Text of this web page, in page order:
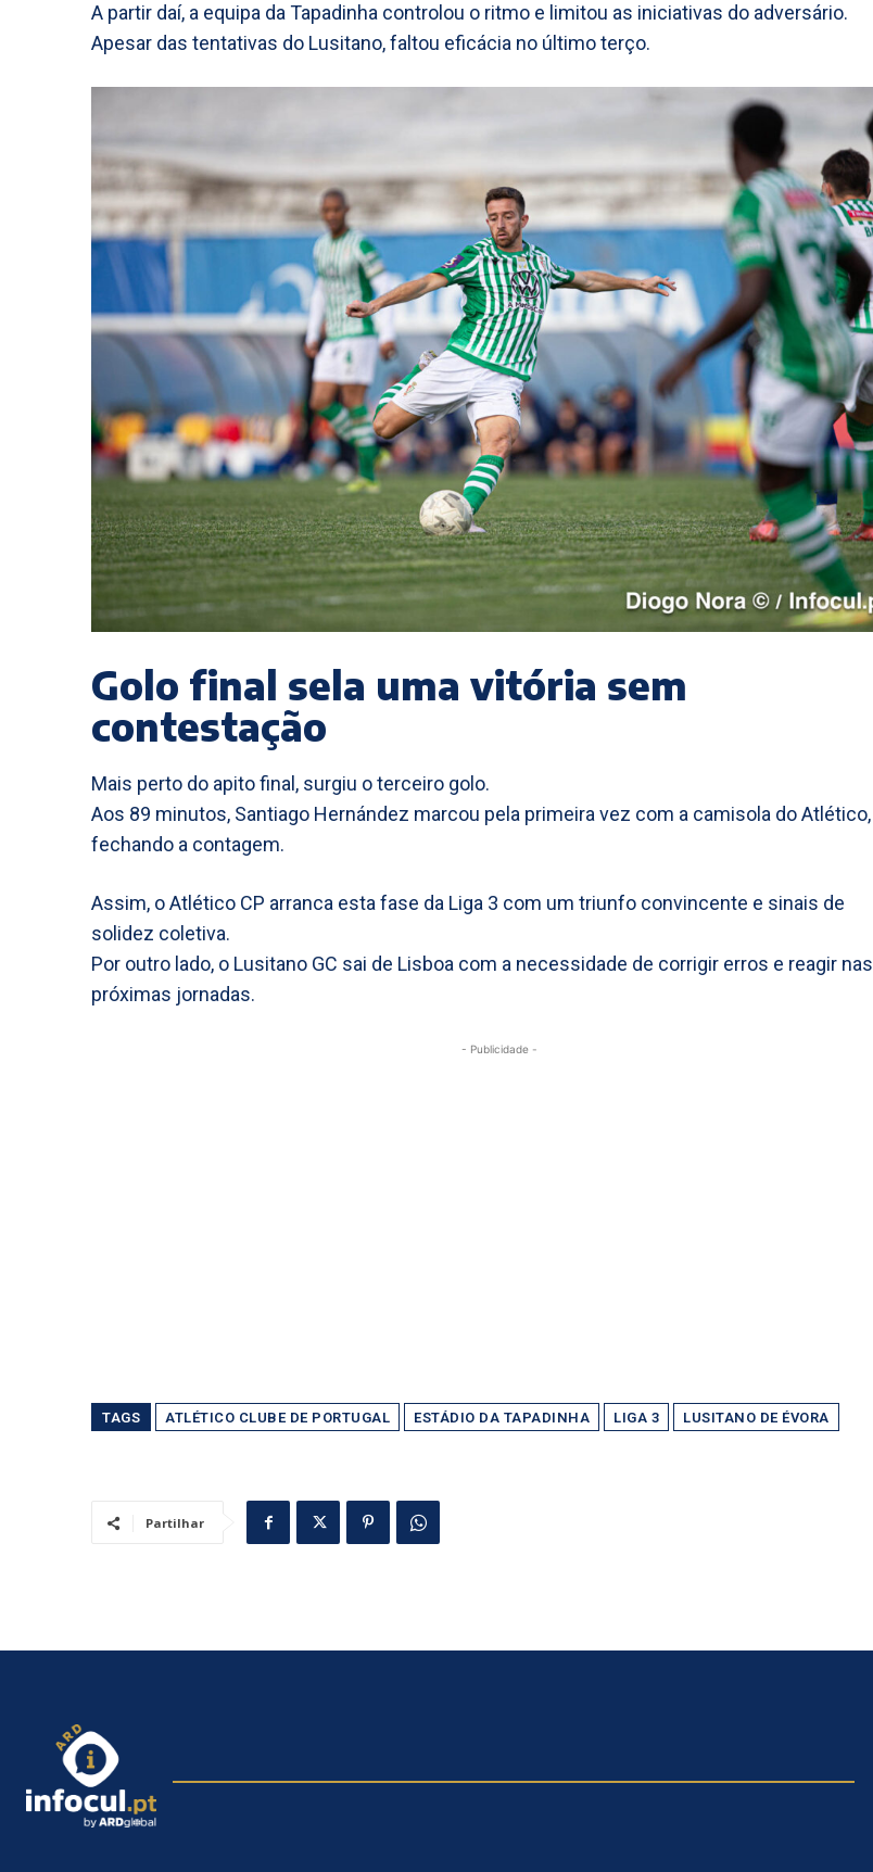
A partir daí, a equipa da Tapadinha controlou o ritmo e limitou as iniciativas do adversário.
Apesar das tentativas do Lusitano, faltou eficácia no último terço.
Golo final sela uma vitória sem
contestação
Mais perto do apito final, surgiu o terceiro golo.
Aos 89 minutos, Santiago Hernández marcou pela primeira vez com a camisola do Atlético,
fechando a contagem.
Assim, o Atlético CP arranca esta fase da Liga 3 com um triunfo convincente e sinais de
solidez coletiva.
Por outro lado, o Lusitano GC sai de Lisboa com a necessidade de corrigir erros e reagir nas
próximas jornadas.
- Publicidade -
TAGS ATLÉTICO CLUBE DE PORTUGAL ESTÁDIO DA TAPADINHA LIGA 3 LUSITANO DE ÉVORA
Partilhar